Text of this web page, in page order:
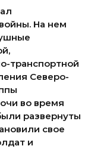
На нем
транспортной
Северо-
во время
развернуты
свое
и